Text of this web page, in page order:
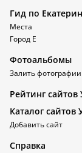
Гид по
Места
Город Е
Фотоальбомы
Залить фотографии
Рейтинг сайтов
Каталог сайтов
Добавить сайт
Справка